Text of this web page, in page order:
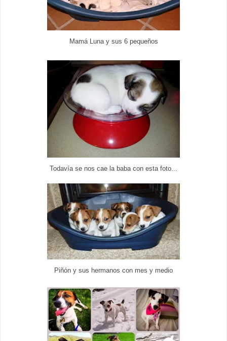
Mamá Luna y sus 6 pequeños
Todavía se nos cae la baba con esta foto...
Piñón y sus hermanos con mes y medio